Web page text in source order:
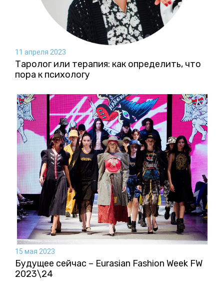
11 апреля 2023
Таролог или терапия: как определить, что
пора к психологу
15 мая 2023
Будущее сейчас – Eurasian Fashion Week FW
2023\24